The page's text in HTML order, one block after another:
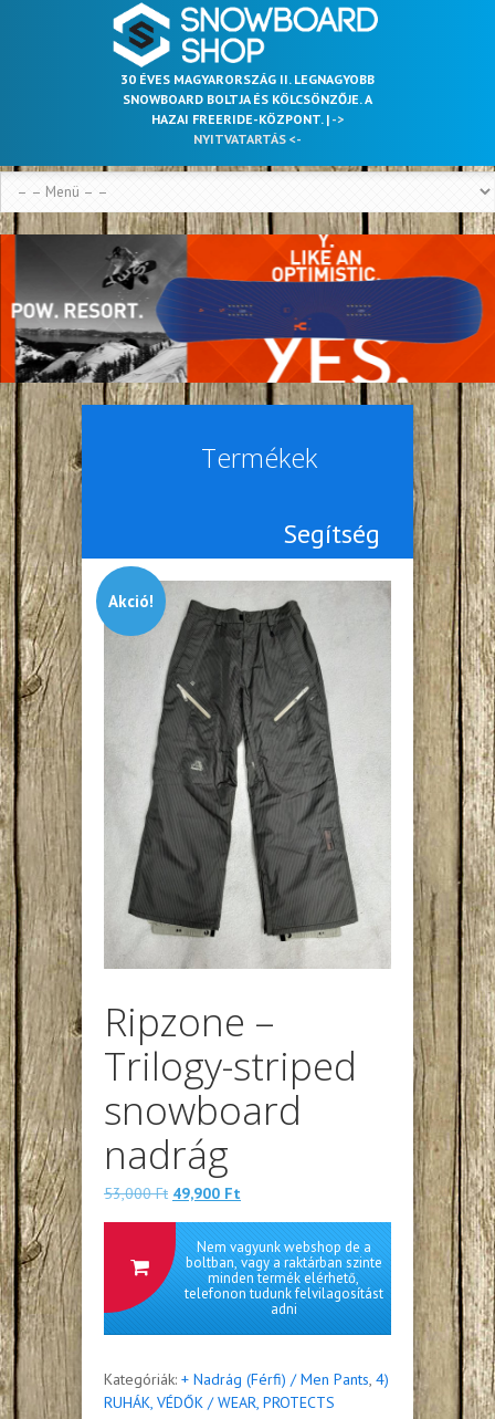
30 ÉVES MAGYARORSZÁG II. LEGNAGYOBB
SNOWBOARD BOLTJA ÉS KÖLCSÖNZŐJE. A
HAZAI FREERIDE-KÖZPONT. | ->
NYITVATARTÁS <-
Termékek
Segítség
Akció!
Ripzone –
Trilogy-striped
snowboard
nadrág
53,000Ft Eredeti
53,000 Ft.
49,900 Ft
49,900 Ft.
Nem vagyunk webshop de a
boltban, vagy a raktárban szinte
minden termék elérhető,
telefonon tudunk felvilagosítást
adni
Kategóriák: + Nadrág (Férfi) / Men Pants, 4)
RUHÁK, VÉDŐK / WEAR, PROTECTS